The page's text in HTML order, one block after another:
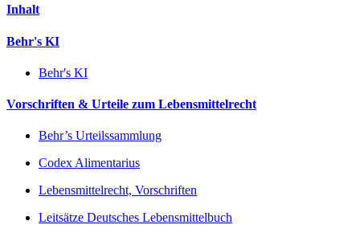
Inhalt
Behr's KI
Behr's KI
Vorschriften & Urteile zum Lebensmittelrecht
Behr’s Urteilssammlung
Codex Alimentarius
Lebensmittelrecht, Vorschriften
Leitsätze Deutsches Lebensmittelbuch